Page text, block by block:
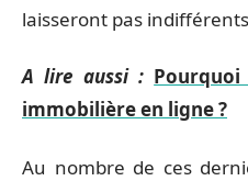
laisseront pas
A lire aussi :
immobilière en ligne ?
Au nombre de ces